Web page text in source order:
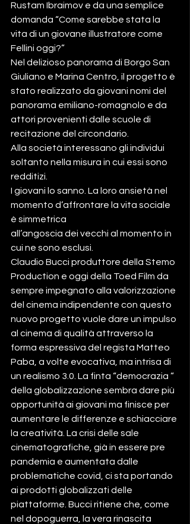
Rustam Ibraimov e da una semplice
domanda “Come sarebbe stata la
vita di un giovane illustratore come
Fellini oggi?”
Nel delizioso panorama di Borgo San
Giuliano e Marina Centro, il progetto è
stato realizzato da giovani nomi del
panorama emiliano-romagnolo e da
attori provenienti dalle scuole di
recitazione del circondario.
Alla società interessano gli individui
soltanto nella misura in cui essi sono
redditizi.
I giovani lo sanno. La loro ansietà nel
momento d’affrontare la vita sociale
è simmetrica
all’angoscia dei vecchi al momento in
cui ne sono esclusi.
Claudio Bucci produttore della Stemo
Production e oggi della Toed Film da
sempre impegnato alla valorizzazione
del cinema indipendente con questo
nuovo progetto vuole dare un impulso
al cinema di qualità attraverso la
forma espressiva del regista Matteo
Paba, a volte evocativa, ma intrisa di
un realismo 3.0. La finta “democrazia “
della globalizzazione sembra dare più
opportunità ai giovani ma finisce per
aumentare le differenze e schiacciare
la creatività. La crisi delle sale
cinematografiche, già in essere pre
pandemia e aumentata dalle
problematiche covid, ci sta portando
ai prodotti globalizzati delle
piattaforme. Bucci ritiene che, come
nel dopoguerra, la vera rinascita